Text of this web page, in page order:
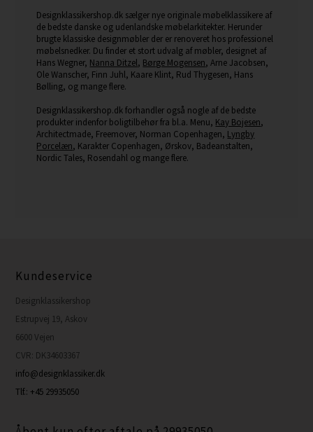
Designklassikershop.dk sælger nye originale møbelklassikere af
de bedste danske og udenlandske møbelarkitekter. Herunder
brugte klassiske designmøbler der er renoveret hos professionel
møbelsnedker. Du finder et stort udvalg af møbler, designet af
Hans Wegner, Nanna Ditzel, Børge Mogensen, Arne Jacobsen,
Ole Wanscher, Finn Juhl, Kaare Klint, Rud Thygesen, Hans
Bølling, og mange flere.
Designklassikershop.dk forhandler også nogle af de bedste
produkter indenfor boligtilbehør fra bl.a. Menu, Kay Bojesen,
Architectmade, Freemover, Norman Copenhagen, Lyngby
Porcelæn, Karakter Copenhagen, Ørskov, Badeanstalten,
Nordic Tales, Rosendahl og mange flere.
Kundeservice
Designklassikershop
Estrupvej 19, Askov
6600 Vejen
CVR: DK34603367
info@designklassiker.dk
Tlf.: +45 29935050